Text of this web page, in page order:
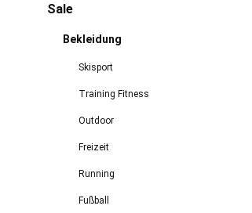
Sale
Bekleidung
Skisport
Training Fitness
Outdoor
Freizeit
Running
Fußball